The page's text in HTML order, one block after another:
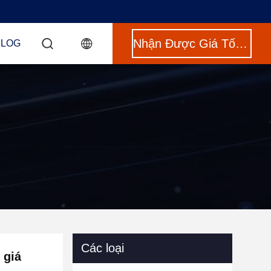
Nhận Được Giá Tốt Nhất
giá
Các loại